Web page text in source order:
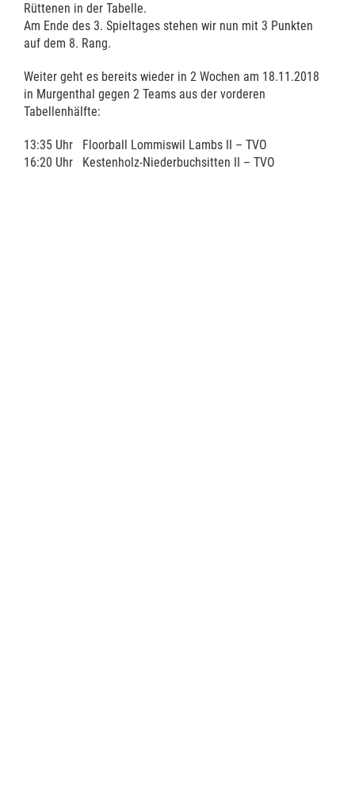
Rüttenen in der Tabelle.
Am Ende des 3. Spieltages stehen wir nun mit 3 Punkten
auf dem 8. Rang.
Weiter geht es bereits wieder in 2 Wochen am 18.11.2018
in Murgenthal gegen 2 Teams aus der vorderen
Tabellenhälfte:
13:35 Uhr Floorball Lommiswil Lambs II – TVO
16:20 Uhr Kestenholz-Niederbuchsitten II – TVO